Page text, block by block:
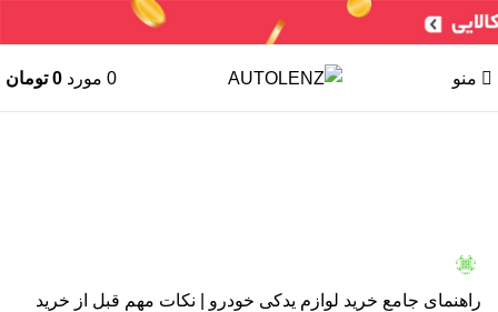
منو 0 مورد 0 تومان
راهنمای جامع خرید لوازم یدکی خودرو | نکات مهم قبل از خرید